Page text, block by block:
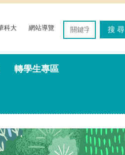
科大 網站導覽 搜 尋
轉學生專區